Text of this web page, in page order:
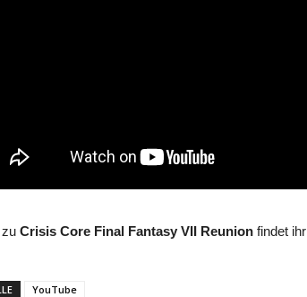
Crisis Core Final Fantasy VII Reunion findet ihr
YouTube